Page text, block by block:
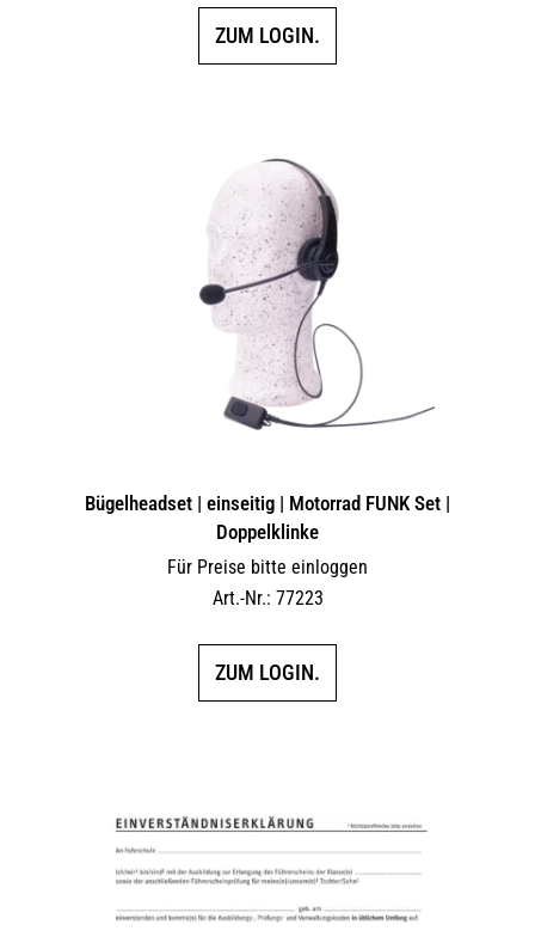
ZUM LOGIN.
Bügelheadset | einseitig | Motorrad FUNK Set |
Doppelklinke
Für Preise bitte einloggen
Art.-Nr.: 77223
ZUM LOGIN.